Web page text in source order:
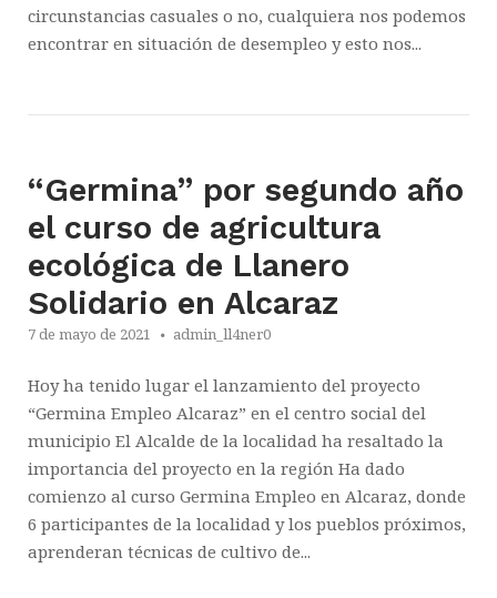
circunstancias casuales o no, cualquiera nos podemos
encontrar en situación de desempleo y esto nos...
“Germina” por segundo año
el curso de agricultura
ecológica de Llanero
Solidario en Alcaraz
7 de mayo de 2021 admin_ll4ner0
Hoy ha tenido lugar el lanzamiento del proyecto
“Germina Empleo Alcaraz” en el centro social del
municipio El Alcalde de la localidad ha resaltado la
importancia del proyecto en la región Ha dado
comienzo al curso Germina Empleo en Alcaraz, donde
6 participantes de la localidad y los pueblos próximos,
aprenderan técnicas de cultivo de...